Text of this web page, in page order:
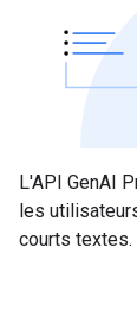
L'API GenAI
les
courts textes.